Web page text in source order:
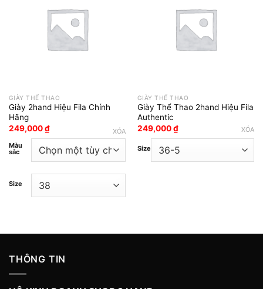
Add to wishlist
GIÀY THỂ THAO
Giày 2hand Hiệu Fila Chính
Hãng
249,000₫
Màu
sắc
Size
XÓA
Add to wishlist
GIÀY THỂ THAO
Giày Thể Thao 2hand Hiệu Fila
Authentic
249,000₫
Size
XÓA
THÔNG TIN